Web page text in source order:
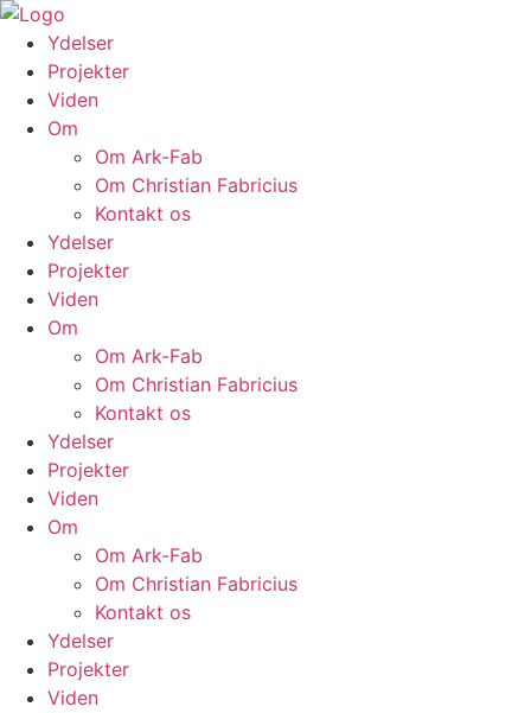
Skip
content
Ydelser
Projekter
Viden
Om
Om Ark-Fab
Om Christian Fabricius
Kontakt os
Ydelser
Projekter
Viden
Om
Om Ark-Fab
Om Christian Fabricius
Kontakt os
Ydelser
Projekter
Viden
Om
Om Ark-Fab
Om Christian Fabricius
Kontakt os
Ydelser
Projekter
Viden